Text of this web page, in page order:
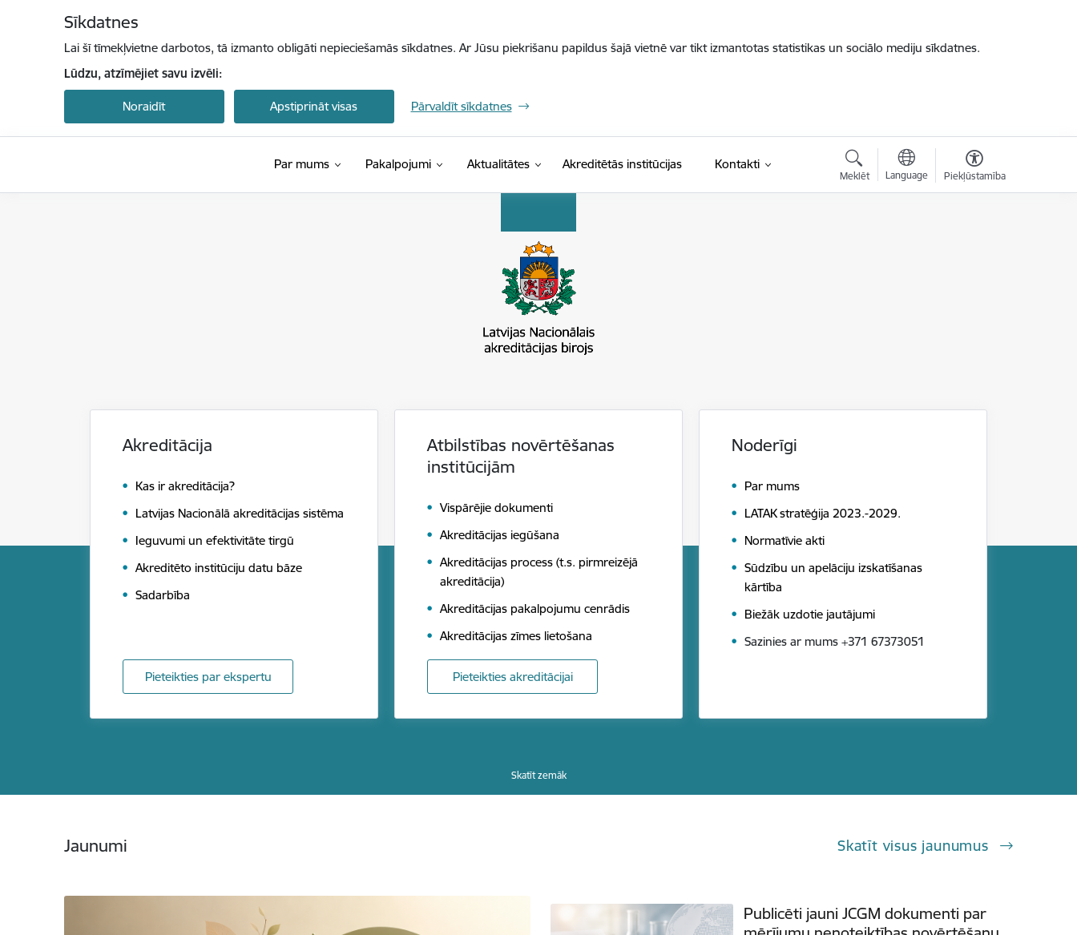
Sīkdatnes
Lai šī tīmekļvietne darbotos, tā izmanto obligāti nepieciešamās sīkdatnes. Ar Jūsu piekrišanu papildus šajā vietnē var tikt izmantotas statistikas un sociālo mediju sīkdatnes.
Lūdzu, atzīmējiet savu izvēli:
Noraidīt Apstiprināt visas Pārvaldīt sīkdatnes
Par mums Pakalpojumi Aktualitātes Akreditētās institūcijas Kontakti
Meklēt Language Piekļūstamība
Akreditācija
Kas ir akreditācija?
Latvijas Nacionālā akreditācijas sistēma
Ieguvumi un efektivitāte tirgū
Akreditēto institūciju datu bāze
Sadarbība
Pieteikties par ekspertu
Atbilstības novērtēšanas
institūcijām
Vispārējie dokumenti
Akreditācijas iegūšana
Akreditācijas process (t.s. pirmreizējā
akreditācija)
Akreditācijas pakalpojumu cenrādis
Akreditācijas zīmes lietošana
Pieteikties akreditācijai
Noderīgi
Par mums
LATAK stratēģija 2023.-2029.
Normatīvie akti
Sūdzību un apelāciju izskatīšanas
kārtība
Biežāk uzdotie jautājumi
Sazinies ar mums +371 67373051
Skatīt zemāk
Jaunumi Skatīt visus jaunumus
Publicēti jauni JCGM dokumenti par